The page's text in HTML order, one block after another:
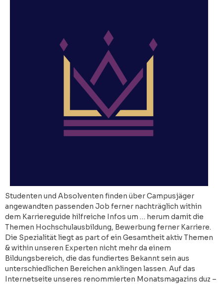
Studenten und Absolventen finden über Campusjäger
angewandten passenden Job ferner nachträglich within
dem Karriereguide hilfreiche Infos um … herum damit die
Themen Hochschulausbildung, Bewerbung ferner Karriere.
Die Spezialität liegt as part of ein Gesamtheit aktiv Themen
& within unseren Experten nicht mehr da einem
Bildungsbereich, die das fundiertes Bekannt sein aus
unterschiedlichen Bereichen anklingen lassen. Auf das
Internetseite unseres renommierten Monatsmagazins duz –